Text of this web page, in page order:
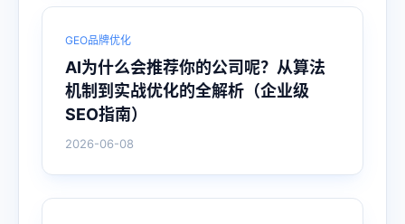
GEO品牌优化
AI为什么会推荐你的公司呢？从算法
机制到实战优化的全解析（企业级
SEO指南）
2026-06-08